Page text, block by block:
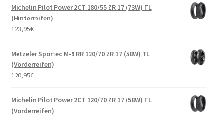
Michelin Pilot Power 2CT 180/55 ZR 17 (73W) TL
(Hinterreifen)
123,95€
Metzeler Sportec M-9 RR 120/70 ZR 17 (58W) TL
(Vorderreifen)
120,95€
Michelin Pilot Power 2CT 120/70 ZR 17 (58W) TL
(Vorderreifen)